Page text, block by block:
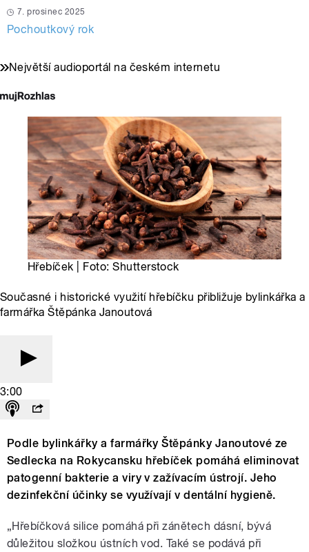
7. prosinec 2025
Pochoutkový rok
Největší audioportál na českém internetu
Hřebíček | Foto: Shutterstock
Současné i historické využití hřebíčku přibližuje bylinkářka a
farmářka Štěpánka Janoutová
3:00
Podle bylinkářky a farmářky Štěpánky Janoutové ze
Sedlecka na Rokycansku hřebíček pomáhá eliminovat
patogenní bakterie a viry v zažívacím ústrojí. Jeho
dezinfekční účinky se využívají v dentální hygieně.
„Hřebíčková silice pomáhá při zánětech dásní, bývá
důležitou složkou ústních vod. Také se podává při